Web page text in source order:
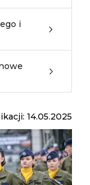
i
14.05.2025